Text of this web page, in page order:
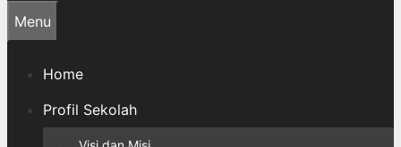
Menu
Home
Profil Sekolah